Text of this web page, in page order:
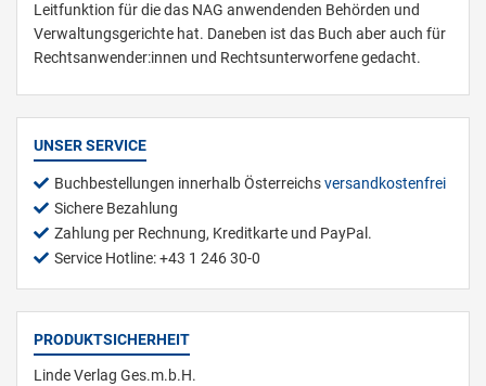
Leitfunktion für die das NAG anwendenden Behörden und
Verwaltungsgerichte hat. Daneben ist das Buch aber auch für
Rechtsanwender:innen und Rechtsunterworfene gedacht.
UNSER SERVICE
Buchbestellungen innerhalb Österreichsversandkostenfrei
Sichere Bezahlung
Zahlung per Rechnung, Kreditkarte und PayPal.
Service Hotline: +43 1 246 30-0
PRODUKTSICHERHEIT
Linde Verlag Ges.m.b.H.